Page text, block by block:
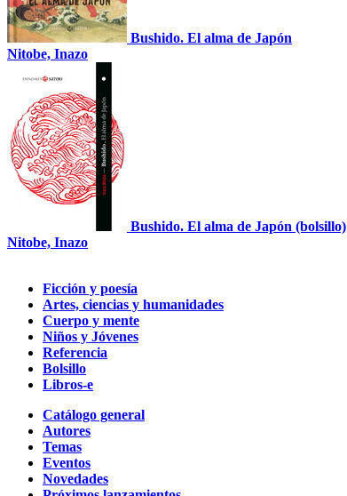
Bushido. El alma de Japón
Nitobe, Inazo
Bushido. El alma de Japón (bolsillo)
Nitobe, Inazo
Ficción y poesía
Artes, ciencias y humanidades
Cuerpo y mente
Niños y Jóvenes
Referencia
Bolsillo
Libros-e
Catálogo general
Autores
Temas
Eventos
Novedades